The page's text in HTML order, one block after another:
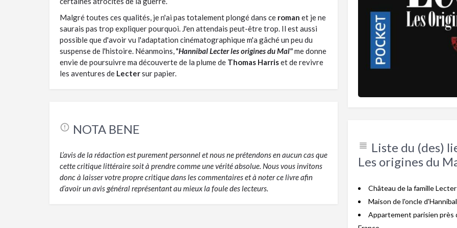
Malgré toutes ces qualités, je n'ai pas totalement plongé dans ce roman et je ne
saurais pas trop expliquer pourquoi. J'en attendais peut-être trop. Il est aussi
possible que d'avoir vu l'adaptation cinématographique m'a gâché un peu du
suspense de l'histoire. Néanmoins, "Hannibal Lecter les origines du Mal"me donne
envie de poursuivre ma découverte de la plume de Thomas Harriset de revivre
les aventures de Lectersur papier.
NOTA BENE
L’avis de la rédaction est purement personnel et nous ne prétendons en aucun cas que
cette critique littéraire soit à prendre comme une vérité absolue. Nous vous invitons
donc à laisser votre propre critique dans les commentaires et à noter ce livre afin
d’avoir un avis général représentant au mieux la foule des lecteurs.
Liste du (des)
Les origines du
Château de la famille
Maison de l'oncle
Appartement parisien près